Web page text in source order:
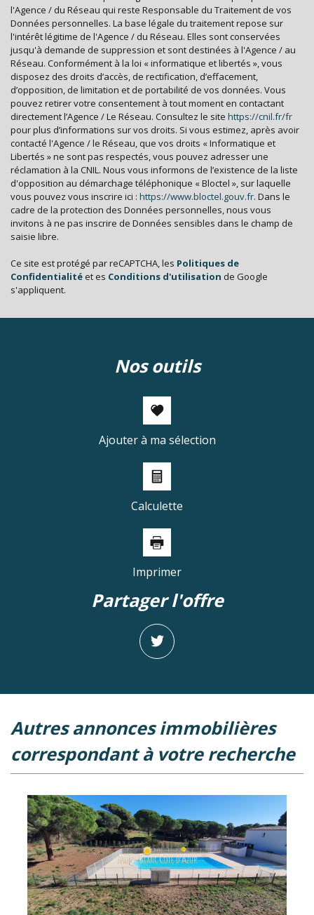
Familles sans enfant
55,60 %
Familles avec 1 ou 2 enfants
23,08 %
Maisons
70,25 %
Appartements
29,75 %
Familles avec 3 enfants
2,64 %
l'Agence / du Réseau qui reste Responsable du Traitement de vos
Données personnelles. La base légale du traitement repose sur
l'intérêt légitime de l'Agence / du Réseau. Elles sont conservées
jusqu'à demande de suppression et sont destinées à l'Agence / au
Réseau. Conformément à la loi « informatique et libertés », vous
disposez des droits d’accès, de rectification, d’effacement,
d’opposition, de limitation et de portabilité de vos données. Vous
pouvez retirer votre consentement à tout moment en contactant
directement l’Agence / Le Réseau. Consultez le site https://cnil.fr/fr
pour plus d’informations sur vos droits. Si vous estimez, après avoir
contacté l'Agence / le Réseau, que vos droits « Informatique et
Libertés » ne sont pas respectés, vous pouvez adresser une
réclamation à la CNIL. Nous vous informons de l’existence de la liste
d'opposition au démarchage téléphonique « Bloctel », sur laquelle
vous pouvez vous inscrire ici : https://www.bloctel.gouv.fr. Dans le
cadre de la protection des Données personnelles, nous vous
invitons à ne pas inscrire de Données sensibles dans le champ de
saisie libre.
Ce site est protégé par reCAPTCHA, les Politiques de
Confidentialité et es Conditions d'utilisation de Google
s'appliquent.
nos outils
Ajouter à ma sélection
Calculette
Imprimer
partager l'offre
autres annonces immobilières
correspondant à votre recherche